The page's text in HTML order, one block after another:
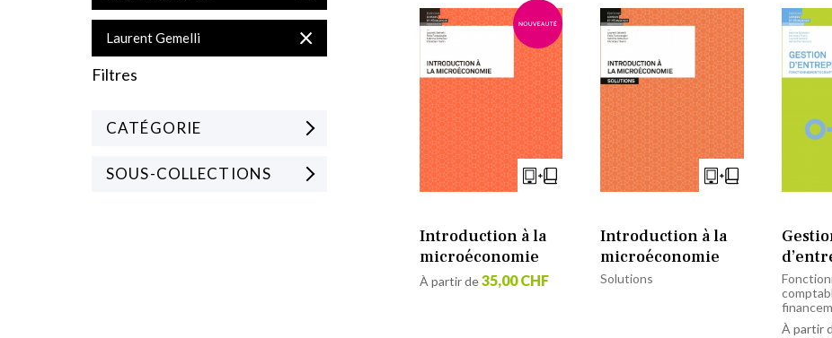
Introduction à la
microéconomie
À partir de35,00 CHF
Introduction à la
microéconomie
Solutions
À partir
Laurent Gemelli
Filtres
CATÉGORIE
SOUS-COLLECTIONS